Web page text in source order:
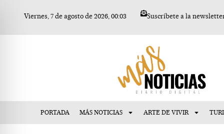
Viernes, 7 de agosto de 2026, 00:03 Suscríbete a la
PORTADA MÁS NOTICIAS ARTE DE VIVIR